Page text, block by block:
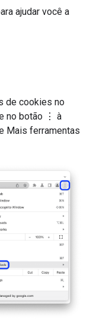
ajudar você a
de cookies no
no botão ⋮ à
Mais ferramentas